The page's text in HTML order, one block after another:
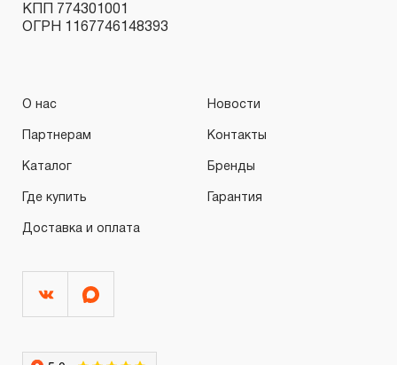
КПП 774301001
ОГРН 1167746148393
О нас Новости
Партнерам Контакты
Каталог Бренды
Где купить Гарантия
Доставка и оплата